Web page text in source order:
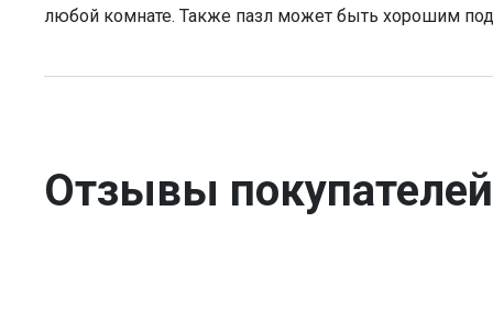
любой комнате. Также пазл может быть хорошим
Отзывы покупателей